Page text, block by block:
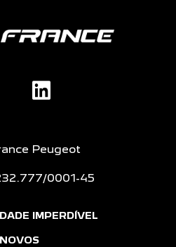
Peugeot
0001-45
IMPERDÍVEL
NOVOS